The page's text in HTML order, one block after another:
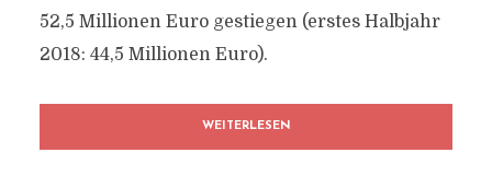
52,5 Millionen Euro gestiegen (erstes Halbjahr
2018: 44,5 Millionen Euro).
WEITERLESEN